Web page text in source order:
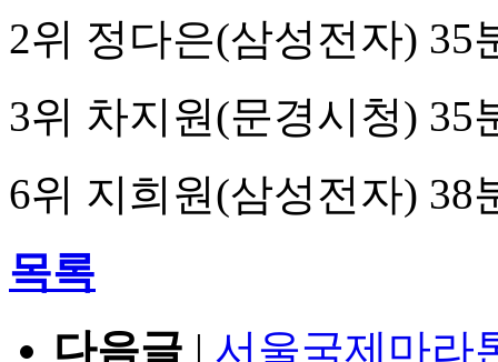
2위 정다은(삼성전자) 35
3위 차지원(문경시청) 35
6위 지희원(삼성전자) 38
목록
다음글 | 서울국제마라